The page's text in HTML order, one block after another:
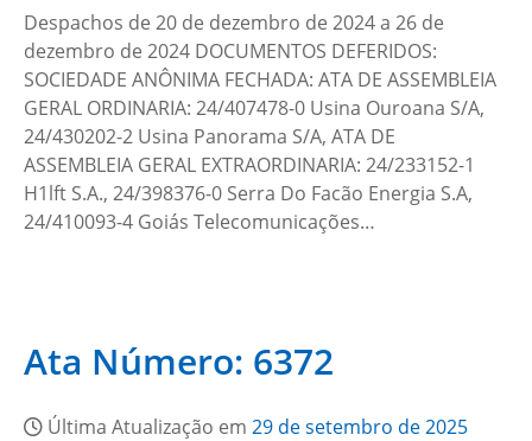
Despachos de 20 de dezembro de 2024 a 26 de
dezembro de 2024 DOCUMENTOS DEFERIDOS:
SOCIEDADE ANÔNIMA FECHADA: ATA DE ASSEMBLEIA
GERAL ORDINARIA: 24/407478-0 Usina Ouroana S/A,
24/430202-2 Usina Panorama S/A, ATA DE
ASSEMBLEIA GERAL EXTRAORDINARIA: 24/233152-1
H1lft S.A., 24/398376-0 Serra Do Facão Energia S.A,
24/410093-4 Goiás Telecomunicações…
Ata Número: 6372
Última Atualização em 29 de setembro de 2025